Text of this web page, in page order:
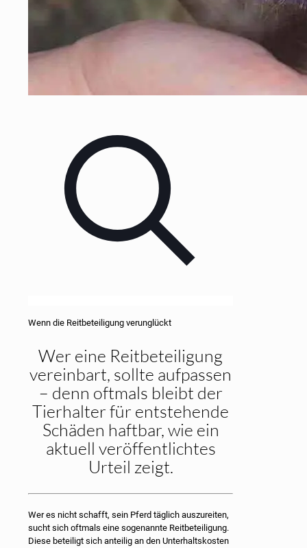
Wenn die Reitbeteiligung verunglückt
Wer eine Reitbeteiligung
vereinbart, sollte aufpassen
– denn oftmals bleibt der
Tierhalter für entstehende
Schäden haftbar, wie ein
aktuell veröffentlichtes
Urteil zeigt.
Wer es nicht schafft, sein Pferd täglich auszureiten,
sucht sich oftmals eine sogenannte Reitbeteiligung.
Diese beteiligt sich anteilig an den Unterhaltskosten